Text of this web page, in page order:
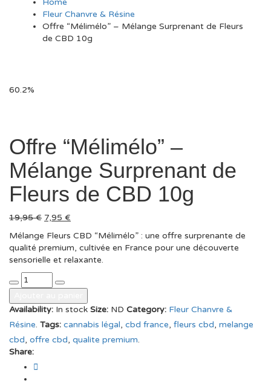
Home
Fleur Chanvre & Résine
Offre “Mélimélo” – Mélange Surprenant de Fleurs
de CBD 10g
60.2%
Offre “Mélimélo” –
Mélange Surprenant de
Fleurs de CBD 10g
19,95€ Le
initial
était :
19,95 €.
7,95 €
actuel
est :
7,95 €.
Mélange Fleurs CBD “Mélimélo” : une offre surprenante de
qualité premium, cultivée en France pour une découverte
sensorielle et relaxante.
quantité
de
Offre
"Mélimélo"
–
Mélange
Surprenant
Availability: In stock Size: ND Category: Fleur Chanvre &
Résine. Tags: cannabis légal, cbd france, fleurs cbd, melange
cbd, offre cbd, qualite premium.
Share: